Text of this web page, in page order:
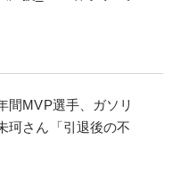
間MVP選手、ガソリ
珂さん「引退後の不